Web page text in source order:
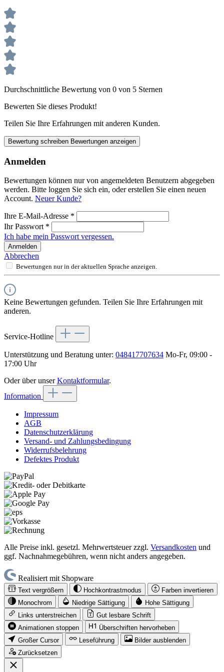
Durchschnittliche Bewertung von 0 von 5 Sternen
Bewerten Sie dieses Produkt!
Teilen Sie Ihre Erfahrungen mit anderen Kunden.
Bewertung schreiben Bewertungen anzeigen
Anmelden
Bewertungen können nur von angemeldeten Benutzern abgegeben
werden. Bitte loggen Sie sich ein, oder erstellen Sie einen neuen
Account. Neuer Kunde?
Ihre E-Mail-Adresse *
Ihr Passwort *
Ich habe mein Passwort vergessen.
Anmelden
Abbrechen
Bewertungen nur in der aktuellen Sprache anzeigen.
Keine Bewertungen gefunden. Teilen Sie Ihre Erfahrungen mit
anderen.
Service-Hotline
Unterstützung und Beratung unter: 048417707634 Mo-Fr, 09:00 -
17:00 Uhr
Oder über unserKontaktformular.
Information
Impressum
AGB
Datenschutzerklärung
Versand- und Zahlungsbedingung
Widerrufsbelehrung
Defektes Produkt
Alle Preise inkl. gesetzl. Mehrwertsteuer zzgl. Versandkosten und
ggf. Nachnahmegebühren, wenn nicht anders angegeben.
Realisiert mit Shopware
Text vergrößern Hochkontrastmodus
Farben invertieren
Monochrom
Niedrige Sättigung
Hohe Sättigung
Links unterstreichen
Gut lesbare Schrift
Animationen stoppen
Überschriften hervorheben
Großer Cursor
Leseführung
Bilder ausblenden
Zurücksetzen